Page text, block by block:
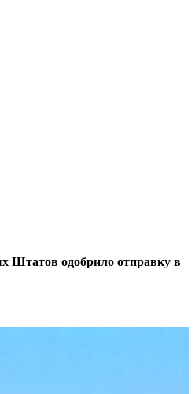
Штатов одобрило отправку в